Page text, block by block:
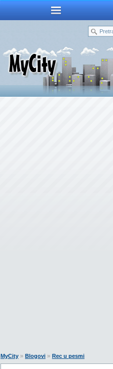
MyCity » Blogovi » Rec u pesmi